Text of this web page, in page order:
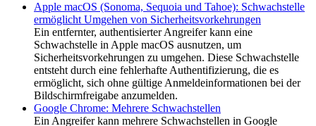
Apple macOS (Sonoma, Sequoia und Tahoe): Schwachstelle
ermöglicht Umgehen von Sicherheitsvorkehrungen
Ein entfernter, authentisierter Angreifer kann eine
Schwachstelle in Apple macOS ausnutzen, um
Sicherheitsvorkehrungen zu umgehen. Diese Schwachstelle
entsteht durch eine fehlerhafte Authentifizierung, die es
ermöglicht, sich ohne gültige Anmeldeinformationen bei der
Bildschirmfreigabe anzumelden.
Google Chrome: Mehrere Schwachstellen
Ein Angreifer kann mehrere Schwachstellen in Google